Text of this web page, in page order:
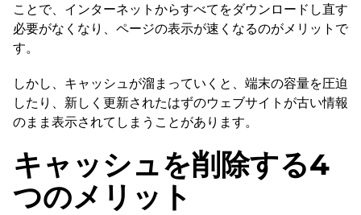
ことで、インターネットからすべてをダウンロードし直す
必要がなくなり、ページの表示が速くなるのがメリットで
す。
しかし、キャッシュが溜まっていくと、端末の容量を圧迫
したり、新しく更新されたはずのウェブサイトが古い情報
のまま表示されてしまうことがあります。
キャッシュを削除する4
つのメリット